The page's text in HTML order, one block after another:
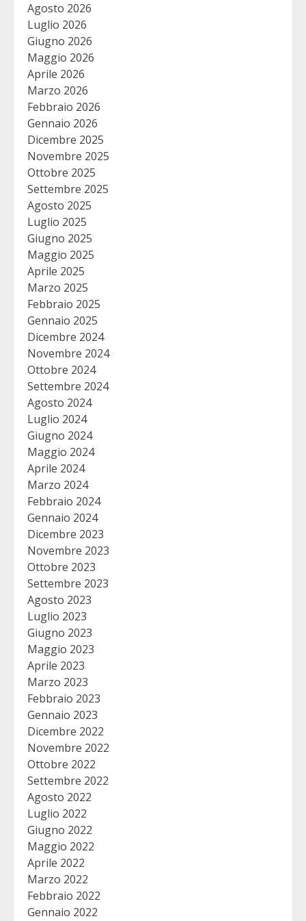
Agosto 2026
Luglio 2026
Giugno 2026
Maggio 2026
Aprile 2026
Marzo 2026
Febbraio 2026
Gennaio 2026
Dicembre 2025
Novembre 2025
Ottobre 2025
Settembre 2025
Agosto 2025
Luglio 2025
Giugno 2025
Maggio 2025
Aprile 2025
Marzo 2025
Febbraio 2025
Gennaio 2025
Dicembre 2024
Novembre 2024
Ottobre 2024
Settembre 2024
Agosto 2024
Luglio 2024
Giugno 2024
Maggio 2024
Aprile 2024
Marzo 2024
Febbraio 2024
Gennaio 2024
Dicembre 2023
Novembre 2023
Ottobre 2023
Settembre 2023
Agosto 2023
Luglio 2023
Giugno 2023
Maggio 2023
Aprile 2023
Marzo 2023
Febbraio 2023
Gennaio 2023
Dicembre 2022
Novembre 2022
Ottobre 2022
Settembre 2022
Agosto 2022
Luglio 2022
Giugno 2022
Maggio 2022
Aprile 2022
Marzo 2022
Febbraio 2022
Gennaio 2022